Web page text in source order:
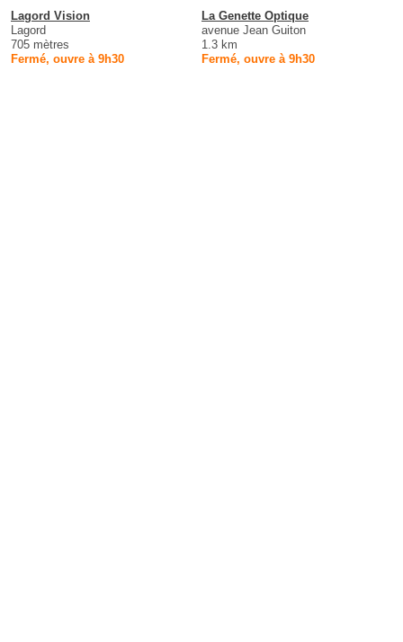
Lagord Vision
Lagord
705 mètres
Fermé, ouvre à 9h30
La Genette Optique
avenue Jean Guiton
1.3 km
Fermé, ouvre à 9h30